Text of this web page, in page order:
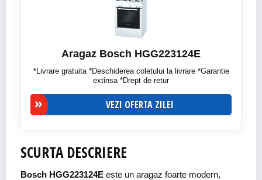
Aragaz Bosch HGG223124E
*Livrare gratuita *Deschiderea coletului la livrare *Garantie
extinsa *Drept de retur
VEZI OFERTA ZILEI
SCURTA DESCRIERE
Bosch HGG223124E este un aragaz foarte modern,